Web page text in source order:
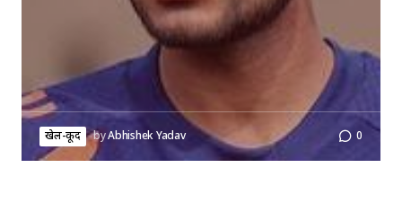
खेल-कूद byAbhishek Yadav 0